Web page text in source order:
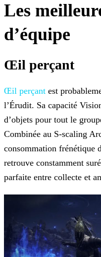
Les
d’équipe
Œil perçant
Œil perçant est
l’Érudit. Sa capacité
d’objets pour tout le
Combinée au S-scaling
consommation frénétique
retrouve constamment
parfaite entre collecte et